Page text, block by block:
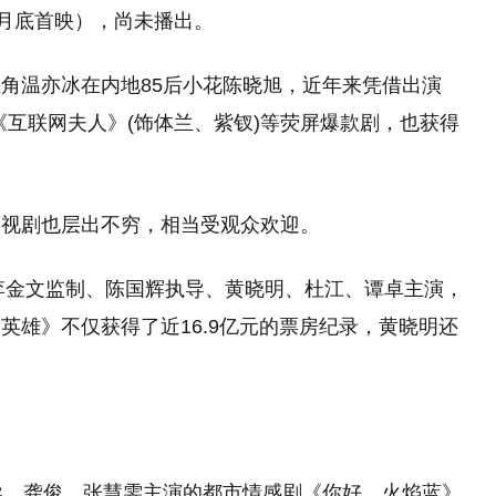
底首映），尚未播出。
温亦冰在内地85后小花陈晓旭，近年来凭借出演
联网夫人》(饰体兰、紫钗)等荧屏爆款剧，也获得
剧也层出不穷，相当受观众欢迎。
文监制、陈国辉执导、黄晓明、杜江、谭卓主演，
雄》不仅获得了近16.9亿元的票房纪录，黄晓明还